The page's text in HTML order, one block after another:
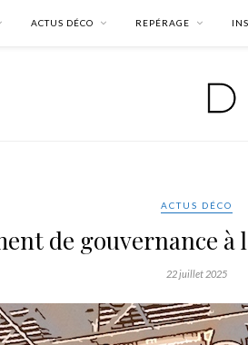
ACTUS DÉCO REPÉRAGE
ACTUS DÉCO
de gouvernance à
22 juillet 2025